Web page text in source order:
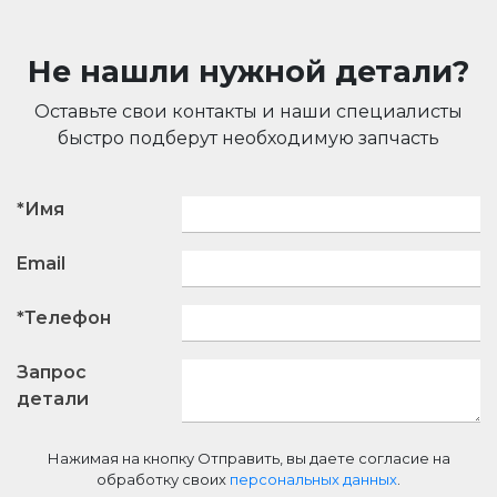
Не нашли нужной детали?
Оставьте свои контакты и наши специалисты
быстро подберут необходимую запчасть
*Имя
Email
*Телефон
Запрос
детали
Нажимая на кнопку Отправить, вы даете согласие на
обработку своих персональных данных